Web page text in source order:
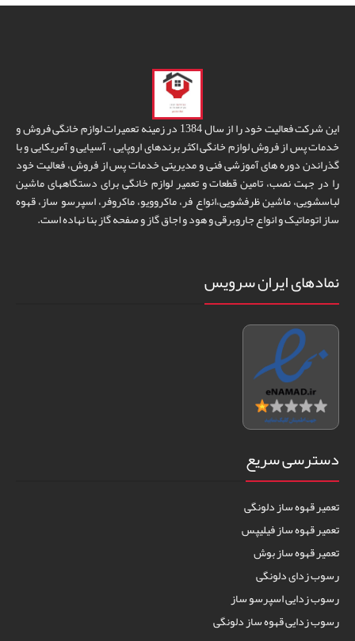
این شرکت فعالیت خود را از سال 1384 در زمینه تعمیرات لوازم خانگی فروش و
خدمات پس از فروش لوازم خانگی اکثر برندهای اروپایی ، آسیایی و آمریکایی و با
گذراندن دوره های آموزشی فنی و مدیریتی خدمات پس از فروش، فعالیت خود
را در جهت نصب، تامین قطعات و تعمیر لوازم خانگی برای دستگاههای ماشین
لباسشویی، ماشین ظرفشویی،انواع فر، ماکروویو، ماکروفر، اسپرسو ساز، قهوه
ساز اتوماتیک و انواع جاروبرقی و هود و اجاق گاز و صفحه گاز بنا نهاده است.
نمادهای ایران سرویس
دسترسی سریع
تعمیر قهوه ساز دلونگی
تعمیر قهوه ساز فیلیپس
تعمیر قهوه ساز بوش
رسوب زدای دلونگی
رسوب زدایی اسپرسو ساز
رسوب زدایی قهوه ساز دلونگی